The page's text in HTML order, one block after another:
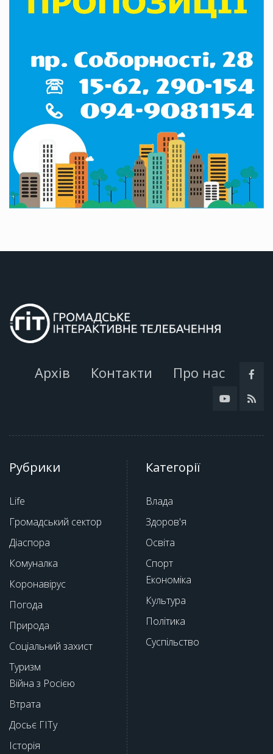
Архів Контакти Про нас
Рубрики
Life
Громадський сектор
Діаспора
Комуналка
Коронавірус
Погода
Природа
Соціальний захист
Туризм
Війна з Росією
Втрата
Досьє ГІТу
Історія
Категорії
Влада
Здоров'я
Освіта
Спорт
Економіка
Культура
Політика
Суспільство